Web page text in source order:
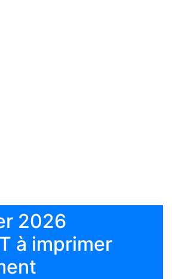
2026
à imprimer